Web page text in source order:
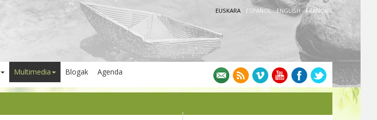
EUSKARA · ESPAÑOL· ENGLISH · FRANÇAIS
Multimedia Blogak Agenda